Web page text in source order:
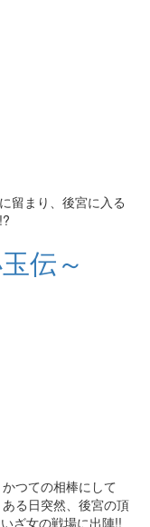
留まり、後宮に入る
伝～
つての相棒にして
る日突然、後宮の頂
ざ女の戦場に出陣!!